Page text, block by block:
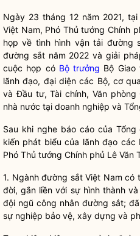
Ngày 23 tháng 12 năm 2021,
Việt Nam, Phó Thủ tướng Chính
họp về tình hình vận tải đường
đường sắt năm 2022 và giải
cuộc họp có Bộ trưởng Bộ
lãnh đạo, đại diện các Bộ, cơ
và Đầu tư, Tài chính, Văn
nhà nước tại doanh nghiệp và
Sau khi nghe báo cáo của
kiến phát biểu của lãnh đạo
Phó Thủ tướng Chính phủ Lê Văn
1. Ngành đường sắt Việt Nam
đời, gắn liền với sự hình thành
đội ngũ công nhân đường sắt;
sự nghiệp bảo vệ, xây dựng và